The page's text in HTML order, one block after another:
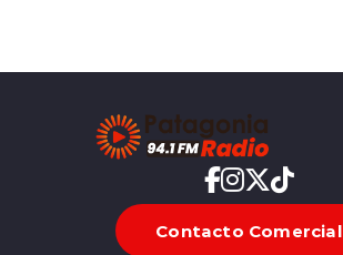
Contacto Comercial